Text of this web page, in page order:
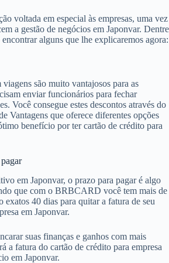
voltada em especial às empresas, uma vez
a gestão de negócios em Japonvar. Dentre
alguns que lhe explicaremos agora:
são muito vantajosos para as
enviar funcionários para fechar
Você consegue estes descontos através do
Vantagens que oferece diferentes opções
benefício por ter cartão de crédito para
em Japonvar, o prazo para pagar é algo
que com o BRBCARD você tem mais de
exatos 40 dias para quitar a fatura de seu
em Japonvar.
suas finanças e ganhos com mais
a fatura do cartão de crédito para empresa
em Japonvar.